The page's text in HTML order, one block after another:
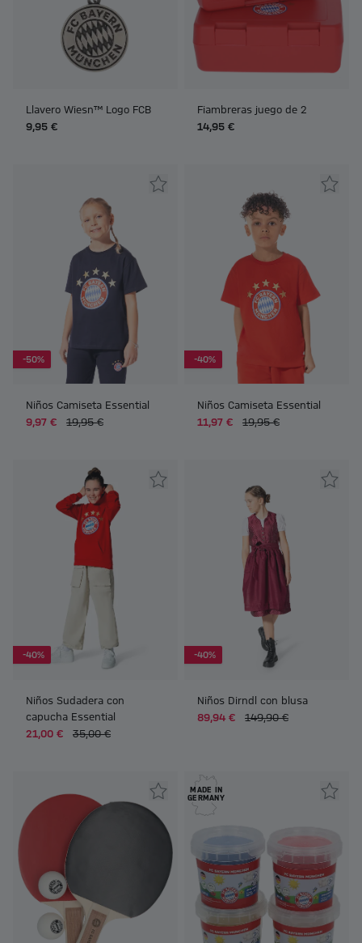
Llavero Wiesn™ Logo FCB
9,95 €
Fiambreras juego de 2
14,95 €
-50%
Niños Camiseta Essential
9,97 €
19,95 €
-40%
Niños Camiseta Essential
11,97 €
19,95 €
-40%
Niños Sudadera con
capucha Essential
21,00 €
35,00 €
-40%
Niños Dirndl con blusa
89,94 €
149,90 €
MADE IN
GERMANY